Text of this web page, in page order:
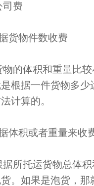
司费
货物件数收费
物的体积和重量比
根据一件货物多
计算的。
体积或者重量来收
据所托运货物总体
。如果是泡货，